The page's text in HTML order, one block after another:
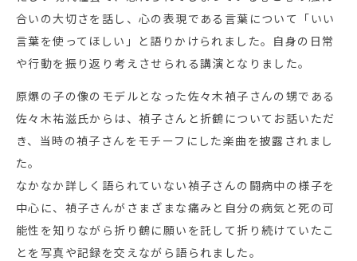
合いの大切さを話し、心の表現である言葉について「いい
言葉を使ってほしい」と語りかけられました。自身の日常
や行動を振り返り考えさせられる講演となりました。
原爆の子の像のモデルとなった佐々木禎子さんの甥である
佐々木祐滋氏からは、禎子さんと折鶴についてお話いただ
き、当時の禎子さんをモチーフにした楽曲を披露されまし
た。
なかなか詳しく語られていない禎子さんの闘病中の様子を
中心に、禎子さんがさまざまな痛みと自分の病気と死の可
能性を知りながら折り鶴に願いを託して折り続けていたこ
とを写真や記録を交えながら語られました。